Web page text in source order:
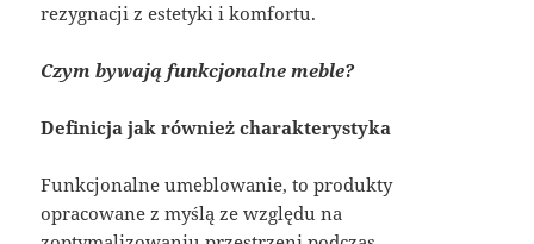
rezygnacji z estetyki i komfortu.
Czym bywają funkcjonalne meble?
Definicja jak również charakterystyka
Funkcjonalne umeblowanie, to produkty
opracowane z myślą ze względu na